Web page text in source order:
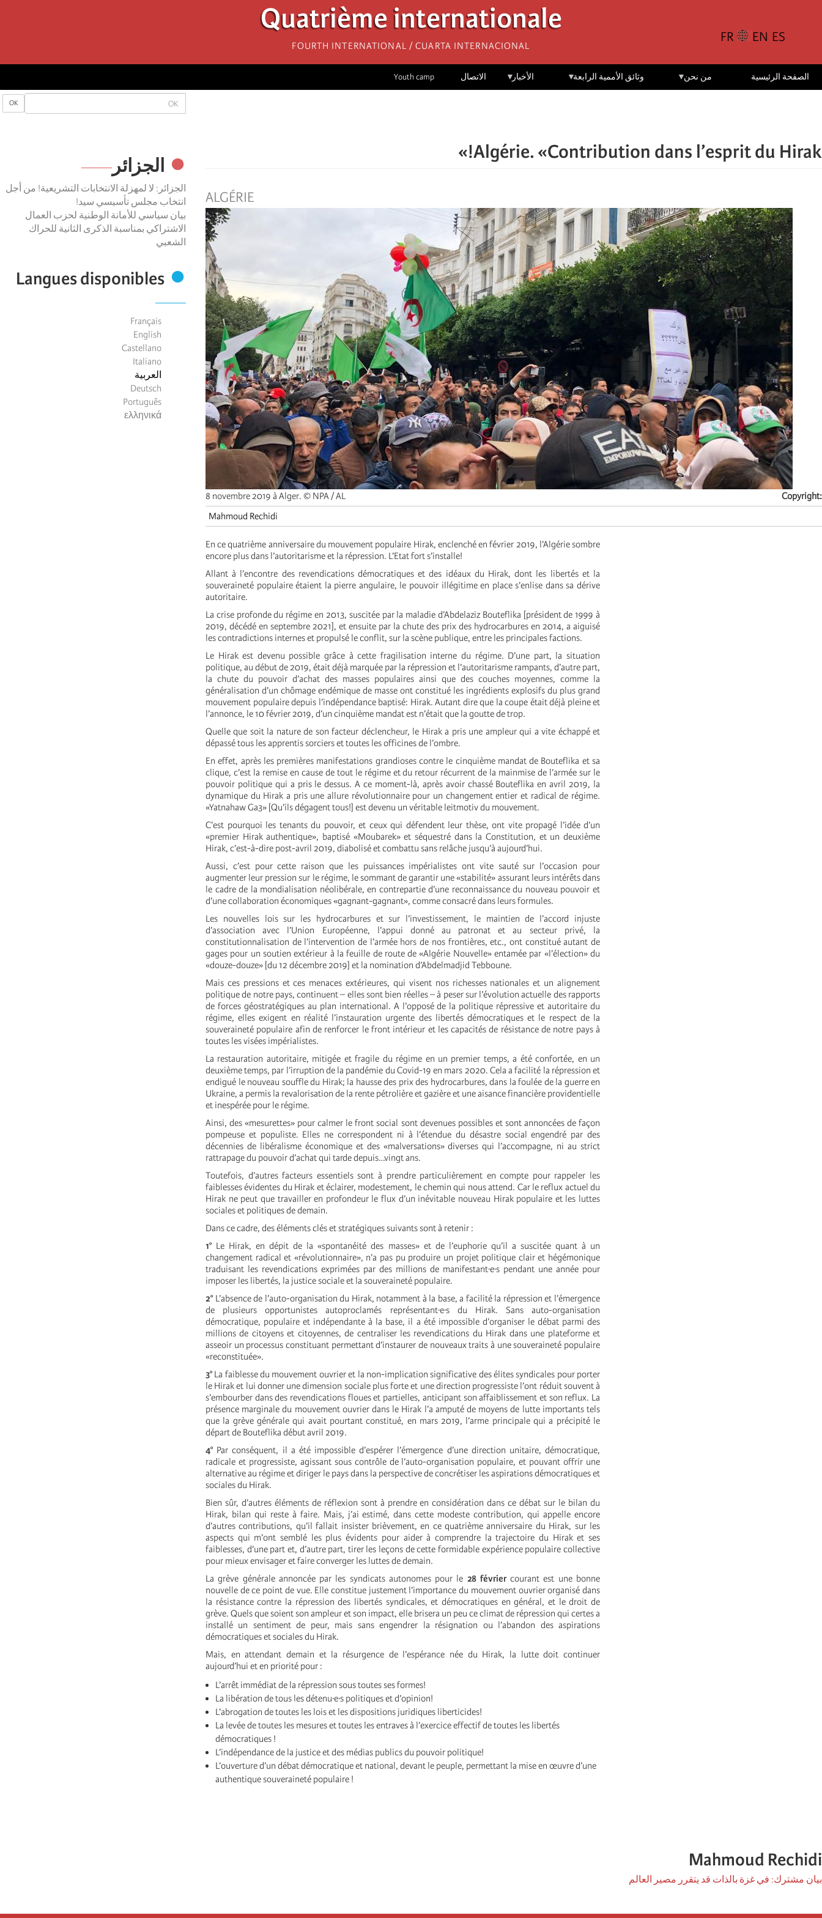
Quatrième internationale
Fourth International / Cuarta Internacional
الصفحة الرئيسية من نحن وثائق الأممية الرابعة الأخبار الاتصال Youth camp
OK
OK
الجزائر
الجزائر: لا لمهزلة الانتخابات التشريعية! من أجل
انتخاب مجلس تأسيسي سيد!
بيان سياسي للأمانة الوطنية لحزب العمال
الاشتراكي بمناسبة الذكرى الثانية للحراك
الشعبي
Langues disponibles
Français
English
Castellano
Italiano
العربية
Deutsch
Português
ελληνικά
Algérie. «Contribution dans l’esprit du Hirak!»
ALGÉRIE
Copyright
8 novembre 2019 à Alger. © NPA / AL
Mahmoud Rechidi
En ce quatrième anniversaire du mouvement populaire Hirak, enclenché en février 2019, l’Algérie sombre
encore plus dans l’autoritarisme et la répression. L’Etat fort s’installe!
Allant à l’encontre des revendications démocratiques et des idéaux du Hirak, dont les libertés et la
souveraineté populaire étaient la pierre angulaire, le pouvoir illégitime en place s’enlise dans sa dérive
autoritaire.
La crise profonde du régime en 2013, suscitée par la maladie d’Abdelaziz Bouteflika [président de 1999 à
2019, décédé en septembre 2021], et ensuite par la chute des prix des hydrocarbures en 2014, a aiguisé
les contradictions internes et propulsé le conflit, sur la scène publique, entre les principales factions.
Le Hirak est devenu possible grâce à cette fragilisation interne du régime. D’une part, la situation
politique, au début de 2019, était déjà marquée par la répression et l’autoritarisme rampants, d’autre part,
la chute du pouvoir d’achat des masses populaires ainsi que des couches moyennes, comme la
généralisation d’un chômage endémique de masse ont constitué les ingrédients explosifs du plus grand
mouvement populaire depuis l’indépendance baptisé: Hirak. Autant dire que la coupe était déjà pleine et
l’annonce, le 10 février 2019, d’un cinquième mandat est n’était que la goutte de trop.
Quelle que soit la nature de son facteur déclencheur, le Hirak a pris une ampleur qui a vite échappé et
dépassé tous les apprentis sorciers et toutes les officines de l’ombre.
En effet, après les premières manifestations grandioses contre le cinquième mandat de Bouteflika et sa
clique, c’est la remise en cause de tout le régime et du retour récurrent de la mainmise de l’armée sur le
pouvoir politique qui a pris le dessus. A ce moment-là, après avoir chassé Bouteflika en avril 2019, la
dynamique du Hirak a pris une allure révolutionnaire pour un changement entier et radical de régime.
«Yatnahaw Ga3» [Qu’ils dégagent tous!] est devenu un véritable leitmotiv du mouvement.
C’est pourquoi les tenants du pouvoir, et ceux qui défendent leur thèse, ont vite propagé l’idée d’un
«premier Hirak authentique», baptisé «Moubarek» et séquestré dans la Constitution, et un deuxième
Hirak, c’est-à-dire post-avril 2019, diabolisé et combattu sans relâche jusqu’à aujourd’hui.
Aussi, c’est pour cette raison que les puissances impérialistes ont vite sauté sur l’occasion pour
augmenter leur pression sur le régime, le sommant de garantir une «stabilité» assurant leurs intérêts dans
le cadre de la mondialisation néolibérale, en contrepartie d’une reconnaissance du nouveau pouvoir et
d’une collaboration économiques «gagnant-gagnant», comme consacré dans leurs formules.
Les nouvelles lois sur les hydrocarbures et sur l’investissement, le maintien de l’accord injuste
d’association avec l’Union Européenne, l’appui donné au patronat et au secteur privé, la
constitutionnalisation de l’intervention de l’armée hors de nos frontières, etc., ont constitué autant de
gages pour un soutien extérieur à la feuille de route de «Algérie Nouvelle» entamée par «l’élection» du
«douze-douze» [du 12 décembre 2019] et la nomination d’Abdelmadjid Tebboune.
Mais ces pressions et ces menaces extérieures, qui visent nos richesses nationales et un alignement
politique de notre pays, continuent – elles sont bien réelles – à peser sur l’évolution actuelle des rapports
de forces géostratégiques au plan international. A l’opposé de la politique répressive et autoritaire du
régime, elles exigent en réalité l’instauration urgente des libertés démocratiques et le respect de la
souveraineté populaire afin de renforcer le front intérieur et les capacités de résistance de notre pays à
toutes les visées impérialistes.
La restauration autoritaire, mitigée et fragile du régime en un premier temps, a été confortée, en un
deuxième temps, par l’irruption de la pandémie du Covid-19 en mars 2020. Cela a facilité la répression et
endigué le nouveau souffle du Hirak; la hausse des prix des hydrocarbures, dans la foulée de la guerre en
Ukraine, a permis la revalorisation de la rente pétrolière et gazière et une aisance financière providentielle
et inespérée pour le régime.
Ainsi, des «mesurettes» pour calmer le front social sont devenues possibles et sont annoncées de façon
pompeuse et populiste. Elles ne correspondent ni à l’étendue du désastre social engendré par des
décennies de libéralisme économique et des «malversations» diverses qui l’accompagne, ni au strict
rattrapage du pouvoir d’achat qui tarde depuis…vingt ans.
Toutefois, d’autres facteurs essentiels sont à prendre particulièrement en compte pour rappeler les
faiblesses évidentes du Hirak et éclairer, modestement, le chemin qui nous attend. Car le reflux actuel du
Hirak ne peut que travailler en profondeur le flux d’un inévitable nouveau Hirak populaire et les luttes
sociales et politiques de demain.
Dans ce cadre, des éléments clés et stratégiques suivants sont à retenir :
1° Le Hirak, en dépit de la «spontanéité des masses» et de l’euphorie qu’il a suscitée quant à un
changement radical et «révolutionnaire», n’a pas pu produire un projet politique clair et hégémonique
traduisant les revendications exprimées par des millions de manifestant·e·s pendant une année pour
imposer les libertés, la justice sociale et la souveraineté populaire.
2° L’absence de l’auto-organisation du Hirak, notamment à la base, a facilité la répression et l’émergence
de plusieurs opportunistes autoproclamés représentant·e·s du Hirak. Sans auto-organisation
démocratique, populaire et indépendante à la base, il a été impossible d’organiser le débat parmi des
millions de citoyens et citoyennes, de centraliser les revendications du Hirak dans une plateforme et
asseoir un processus constituant permettant d’instaurer de nouveaux traits à une souveraineté populaire
«reconstituée».
3° La faiblesse du mouvement ouvrier et la non-implication significative des élites syndicales pour porter
le Hirak et lui donner une dimension sociale plus forte et une direction progressiste l’ont réduit souvent à
s’embourber dans des revendications floues et partielles, anticipant son affaiblissement et son reflux. La
présence marginale du mouvement ouvrier dans le Hirak l’a amputé de moyens de lutte importants tels
que la grève générale qui avait pourtant constitué, en mars 2019, l’arme principale qui a précipité le
départ de Bouteflika début avril 2019.
4° Par conséquent, il a été impossible d’espérer l’émergence d’une direction unitaire, démocratique,
radicale et progressiste, agissant sous contrôle de l’auto-organisation populaire, et pouvant offrir une
alternative au régime et diriger le pays dans la perspective de concrétiser les aspirations démocratiques et
sociales du Hirak.
Bien sûr, d’autres éléments de réflexion sont à prendre en considération dans ce débat sur le bilan du
Hirak, bilan qui reste à faire. Mais, j’ai estimé, dans cette modeste contribution, qui appelle encore
d’autres contributions, qu’il fallait insister brièvement, en ce quatrième anniversaire du Hirak, sur les
aspects qui m’ont semblé les plus évidents pour aider à comprendre la trajectoire du Hirak et ses
faiblesses, d’une part et, d’autre part, tirer les leçons de cette formidable expérience populaire collective
pour mieux envisager et faire converger les luttes de demain.
La grève générale annoncée par les syndicats autonomes pour le 28 févriercourant est une bonne
nouvelle de ce point de vue. Elle constitue justement l’importance du mouvement ouvrier organisé dans
la résistance contre la répression des libertés syndicales, et démocratiques en général, et le droit de
grève. Quels que soient son ampleur et son impact, elle brisera un peu ce climat de répression qui certes a
installé un sentiment de peur, mais sans engendrer la résignation ou l’abandon des aspirations
démocratiques et sociales du Hirak.
Mais, en attendant demain et la résurgence de l’espérance née du Hirak, la lutte doit continuer
aujourd’hui et en priorité pour :
L’arrêt immédiat de la répression sous toutes ses formes!
La libération de tous les détenu·e·s politiques et d’opinion!
L’abrogation de toutes les lois et les dispositions juridiques liberticides!
La levée de toutes les mesures et toutes les entraves à l’exercice effectif de toutes les libertés
démocratiques !
L’indépendance de la justice et des médias publics du pouvoir politique!
L’ouverture d’un débat démocratique et national, devant le peuple, permettant la mise en œuvre d’une
authentique souveraineté populaire !
Mahmoud Rechidi
بيان مشترك: في غزة بالذات قد يتقرر مصير العالم